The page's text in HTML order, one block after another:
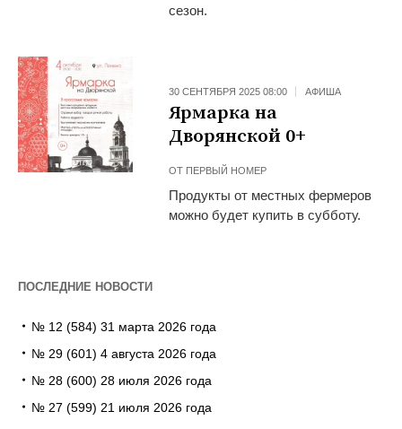
сезон.
30 СЕНТЯБРЯ 2025 08:00 АФИША
Ярмарка на
Дворянской 0+
ОТ ПЕРВЫЙ НОМЕР
Продукты от местных фермеров
можно будет купить в субботу.
ПОСЛЕДНИЕ НОВОСТИ
№ 12 (584) 31 марта 2026 года
№ 29 (601) 4 августа 2026 года
№ 28 (600) 28 июля 2026 года
№ 27 (599) 21 июля 2026 года